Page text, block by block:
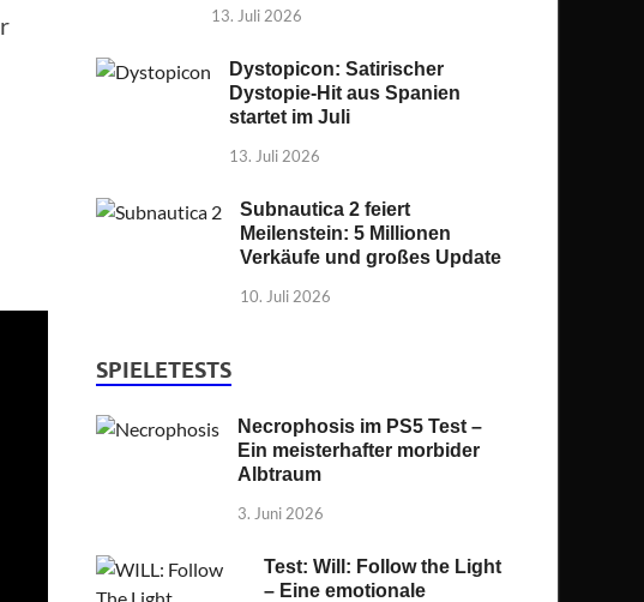
13. Juli 2026
Dystopicon: Satirischer
Dystopie-Hit aus Spanien
startet im Juli
13. Juli 2026
Subnautica 2 feiert
Meilenstein: 5 Millionen
Verkäufe und großes Update
10. Juli 2026
SPIELETESTS
Necrophosis im PS5 Test –
Ein meisterhafter morbider
Albtraum
3. Juni 2026
Test: Will: Follow the Light
– Eine emotionale